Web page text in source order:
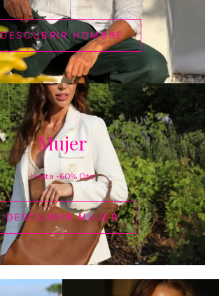
DESCUBRIR HOMBRE
Mujer
Hasta -60% Dto
DESCUBRIR MUJER
MUJER